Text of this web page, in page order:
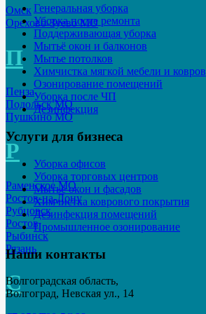
Омск
Орехово-Зуево МО
П
Пенза
Подольск МО
Пушкино МО
Р
Раменское МО
Ростов-на-Дону
Рубцовск
Ростов
Рыбинск
Рязань
С
Генеральная уборка
Уборка после ремонта
Поддерживающая уборка
Мытьё окон и балконов
Мытье потолков
Химчистка мягкой мебели и ковров
Озонирование помещений
Уборка после ЧП
Дезинфекция
Услуги для бизнеса
Уборка офисов
Уборка торговых центров
Мытьё окон и фасадов
Химчистка коврового покрытия
Дезинфекция помещений
Промышленное озонирование
Наши контакты
Волгоградская область,
Волгоград, Невская ул., 14